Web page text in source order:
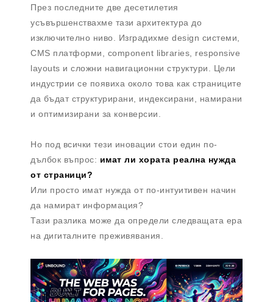
През последните две десетилетия
усъвършенствахме тази архитектура до
изключително ниво. Изградихме design системи,
CMS платформи, component libraries, responsive
layouts и сложни навигационни структури. Цели
индустрии се появиха около това как страниците
да бъдат структурирани, индексирани, намирани
и оптимизирани за конверсии.
Но под всички тези иновации стои един по-
дълбок въпрос: имат ли хората реална нужда
от страници?
Или просто имат нужда от по-интуитивен начин
да намират информация?
Тази разлика може да определи следващата ера
на дигиталните преживявания.